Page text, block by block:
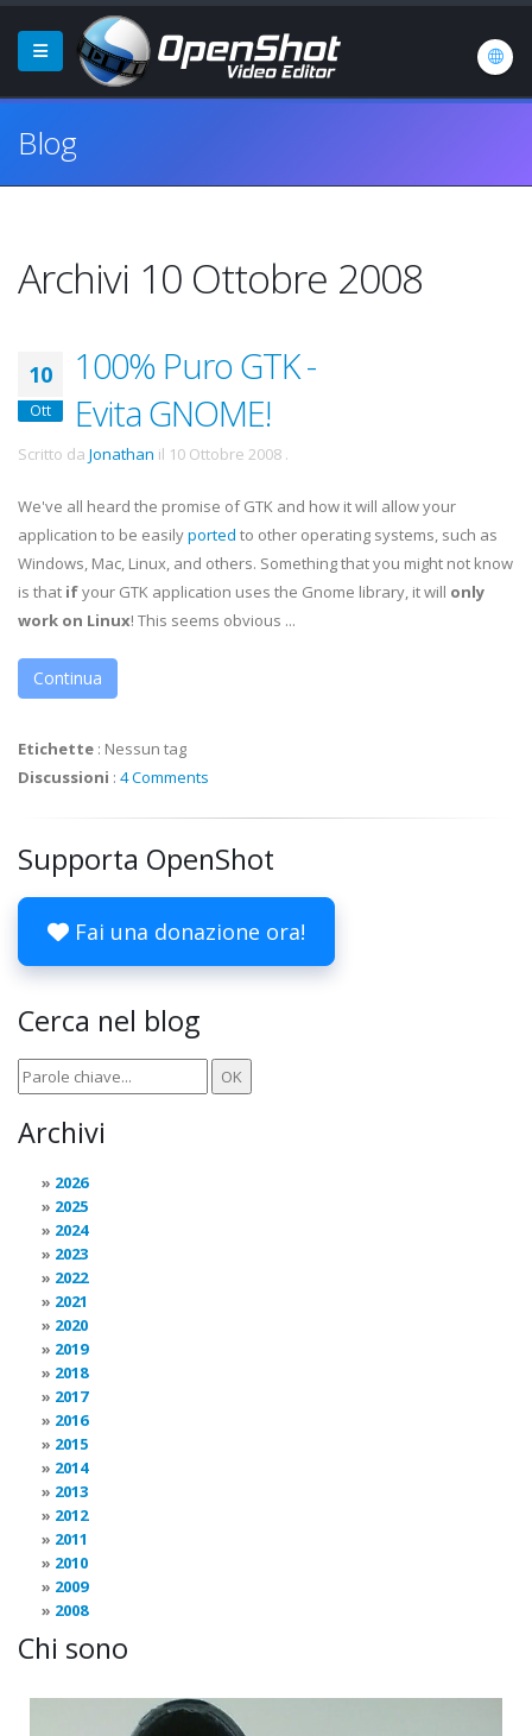
Blog
Archivi 10 Ottobre 2008
10
Ott
100% Puro GTK -
Evita GNOME!
Scritto da Jonathan il 10 Ottobre 2008 .
We've all heard the promise of GTK and how it will allow your
application to be easilyported to other operating systems, such as
Windows, Mac, Linux, and others. Something that you might not know
is that ifyour GTK application uses the Gnome library, it will only
work on Linux! This seems obvious ...
Continua
Etichette : Nessun tag
Discussioni : 4 Comments
Supporta OpenShot
Fai una donazione ora!
Cerca nel blog
Archivi
2026
2025
2024
2023
2022
2021
2020
2019
2018
2017
2016
2015
2014
2013
2012
2011
2010
2009
2008
Chi sono